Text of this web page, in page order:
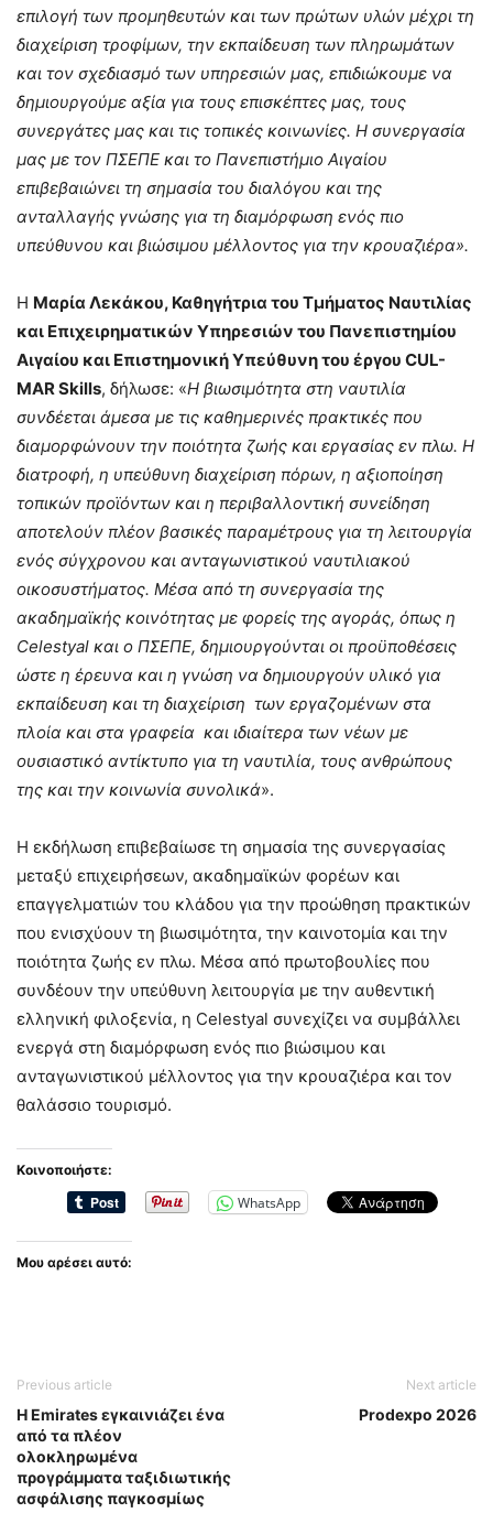
επιλογή των προμηθευτών και των πρώτων υλών μέχρι τη
διαχείριση τροφίμων, την εκπαίδευση των πληρωμάτων
και τον σχεδιασμό των υπηρεσιών μας, επιδιώκουμε να
δημιουργούμε αξία για τους επισκέπτες μας, τους
συνεργάτες μας και τις τοπικές κοινωνίες. Η συνεργασία
μας με τον ΠΣΕΠΕ και το Πανεπιστήμιο Αιγαίου
επιβεβαιώνει τη σημασία του διαλόγου και της
ανταλλαγής γνώσης για τη διαμόρφωση ενός πιο
υπεύθυνου και βιώσιμου μέλλοντος για την κρουαζιέρα».
Η Μαρία Λεκάκου, Καθηγήτρια του Τμήματος Ναυτιλίας
και Επιχειρηματικών Υπηρεσιών του Πανεπιστημίου
Αιγαίου και Επιστημονική Υπεύθυνη του έργου CUL-
MAR Skills, δήλωσε: «Η βιωσιμότητα στη ναυτιλία
συνδέεται άμεσα με τις καθημερινές πρακτικές που
διαμορφώνουν την ποιότητα ζωής και εργασίας εν πλω. Η
διατροφή, η υπεύθυνη διαχείριση πόρων, η αξιοποίηση
τοπικών προϊόντων και η περιβαλλοντική συνείδηση
αποτελούν πλέον βασικές παραμέτρους για τη λειτουργία
ενός σύγχρονου και ανταγωνιστικού ναυτιλιακού
οικοσυστήματος. Μέσα από τη συνεργασία της
ακαδημαϊκής κοινότητας με φορείς της αγοράς, όπως η
Celestyal και ο ΠΣΕΠΕ, δημιουργούνται οι προϋποθέσεις
ώστε η έρευνα και η γνώση να δημιουργούν υλικό για
εκπαίδευση και τη διαχείριση των εργαζομένων στα
πλοία και στα γραφεία και ιδιαίτερα των νέων με
ουσιαστικό αντίκτυπο για τη ναυτιλία, τους ανθρώπους
της και την κοινωνία συνολικά».
Η εκδήλωση επιβεβαίωσε τη σημασία της συνεργασίας
μεταξύ επιχειρήσεων, ακαδημαϊκών φορέων και
επαγγελματιών του κλάδου για την προώθηση πρακτικών
που ενισχύουν τη βιωσιμότητα, την καινοτομία και την
ποιότητα ζωής εν πλω. Μέσα από πρωτοβουλίες που
συνδέουν την υπεύθυνη λειτουργία με την αυθεντική
ελληνική φιλοξενία, η Celestyal συνεχίζει να συμβάλλει
ενεργά στη διαμόρφωση ενός πιο βιώσιμου και
ανταγωνιστικού μέλλοντος για την κρουαζιέρα και τον
θαλάσσιο τουρισμό.
Κοινοποιήστε:
WhatsApp
Μου αρέσει αυτό:
Previous article
Η Emirates εγκαινιάζει ένα
από τα πλέον
ολοκληρωμένα
προγράμματα ταξιδιωτικής
ασφάλισης παγκοσμίως
Next article
Prodexpo 2026